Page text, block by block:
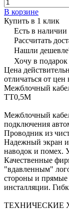
В корзине
Купить в 1 клик
Есть в наличии
Рассчитать
Нашли
Хочу в подарок
Цена
отличаться от
Межблочный
ТТ0,5М
Межблочный
подключения
Проводник из
Надежный экран
наводок и помех.
Качественные
"вдавленным"
стороны и прямые
инсталляции.
ТЕХНИЧЕСКИЕ